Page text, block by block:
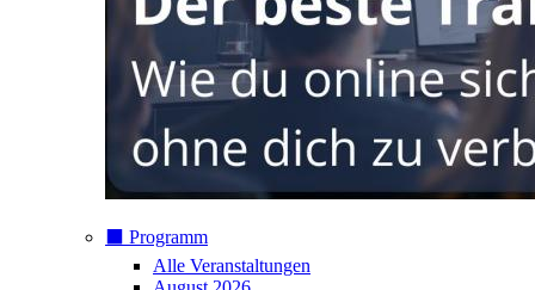
⬛️ Programm
Alle Veranstaltungen